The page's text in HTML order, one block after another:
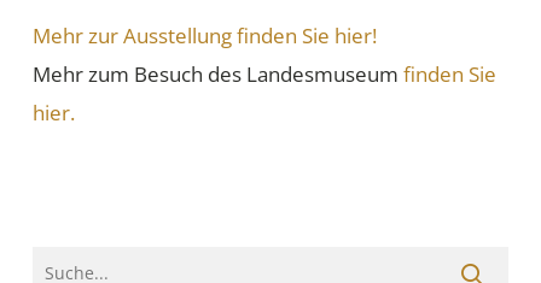
Mehr zur Ausstellung finden Sie hier!
Mehr zum Besuch des Landesmuseum finden Sie
hier.